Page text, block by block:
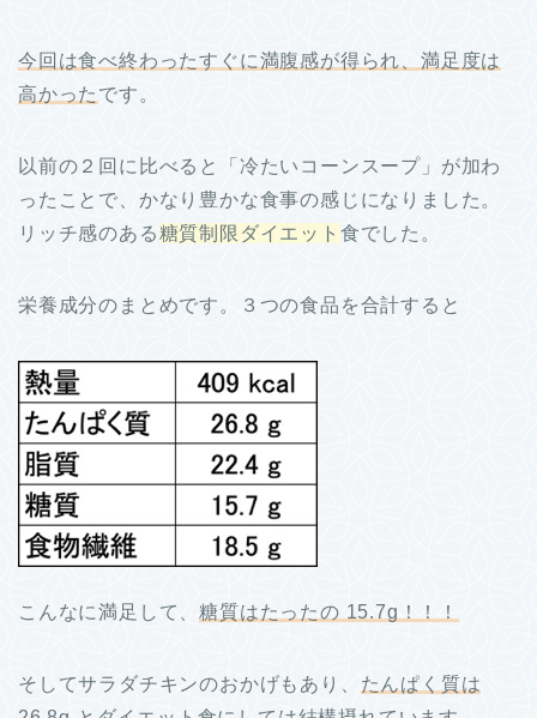
今回は食べ終わったすぐに満腹感が得られ、満足度は
高かった です。
以前の２回に比べると「冷たいコーンスープ」が加わ
ったことで、かなり豊かな食事の感じになりました。
リッチ感のある糖質制限ダイエット 食でした。
栄養成分のまとめです。３つの食品を合計すると
こんなに満足して、糖質はたったの 15.7g！！！
そしてサラダチキンのおかげもあり、 たんぱく質は